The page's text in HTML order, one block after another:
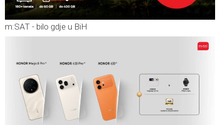
m:SAT - bilo gdje u BiH